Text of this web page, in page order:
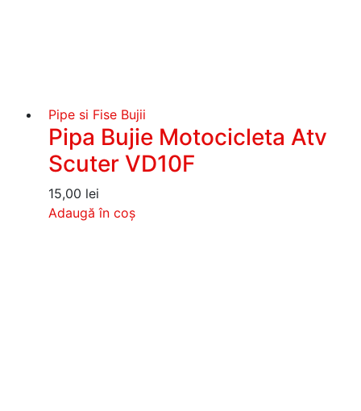
Pipe si Fise Bujii
Pipa Bujie Motocicleta Atv
Scuter VD10F
15,00 lei
Adaugă în coș